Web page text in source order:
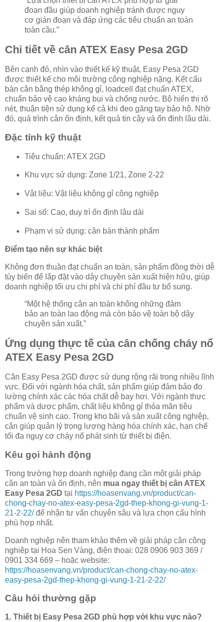
đoạn đầu giúp doanh nghiệp tránh được nguy
cơ gián đoạn và đáp ứng các tiêu chuẩn an toàn
toàn cầu.”
Chi tiết về cân ATEX Easy Pesa 2GD
Bên cạnh đó, nhìn vào thiết kế kỹ thuật, Easy Pesa 2GD
được thiết kế cho môi trường công nghiệp nặng. Kết cấu
bàn cân bằng thép không gỉ, loadcell đạt chuẩn ATEX,
chuẩn bảo vệ cao kháng bụi và chống nước. Bộ hiển thị rõ
nét, thuận tiện sử dụng kể cả khi đeo găng tay bảo hộ. Nhờ
đó, quá trình cân ổn định, kết quả tin cậy và ổn định lâu dài.
Đặc tính kỹ thuật
Tiêu chuẩn: ATEX 2GD
Khu vực sử dụng: Zone 1/21, Zone 2-22
Vật liệu: Vật liệu không gỉ công nghiệp
Sai số: Cao, duy trì ổn định lâu dài
Phạm vi sử dụng: cân bán thành phẩm
Điểm tạo nên sự khác biệt
Không đơn thuần đạt chuẩn an toàn, sản phẩm đồng thời dễ
tùy biến để lắp đặt vào dây chuyền sản xuất hiện hữu, giúp
doanh nghiệp tối ưu chi phí và chi phí đầu tư bổ sung.
“Một hệ thống cân an toàn không những đảm
bảo an toàn lao động mà còn bảo vệ toàn bộ dây
chuyền sản xuất.”
Ứng dụng thực tế của cân chống cháy nổ
ATEX Easy Pesa 2GD
Cân Easy Pesa 2GD được sử dụng rộng rãi trong nhiều lĩnh
vực. Đối với ngành hóa chất, sản phẩm giúp đảm bảo đo
lường chính xác các hóa chất dễ bay hơi. Với ngành thực
phẩm và dược phẩm, chất liệu không gỉ thỏa mãn tiêu
chuẩn vệ sinh cao. Trong kho bãi và sản xuất công nghiệp,
cân giúp quản lý trọng lượng hàng hóa chính xác, hạn chế
tối đa nguy cơ cháy nổ phát sinh từ thiết bị điện.
Kêu gọi hành động
Trong trường hợp doanh nghiệp đang cần một giải pháp
cân an toàn và ổn định, nên mua ngay thiết bị cân ATEX
Easy Pesa 2GD tại https://hoasenvang.vn/product/can-
chong-chay-no-atex-easy-pesa-2gd-thep-khong-gi-vung-1-
21-2-22/để nhận tư vấn chuyên sâu và lựa chọn cấu hình
phù hợp nhất.
Doanh nghiệp nên tham khảo thêm về giải pháp cân công
nghiệp tại Hoa Sen Vàng, điện thoại: 028 0906 903 369 /
0901 334 669 – hoặc website:
https://hoasenvang.vn/product/can-chong-chay-no-atex-
easy-pesa-2gd-thep-khong-gi-vung-1-21-2-22/
Câu hỏi thường gặp
1. Thiết bị Easy Pesa 2GD phù hợp với khu vực nào?